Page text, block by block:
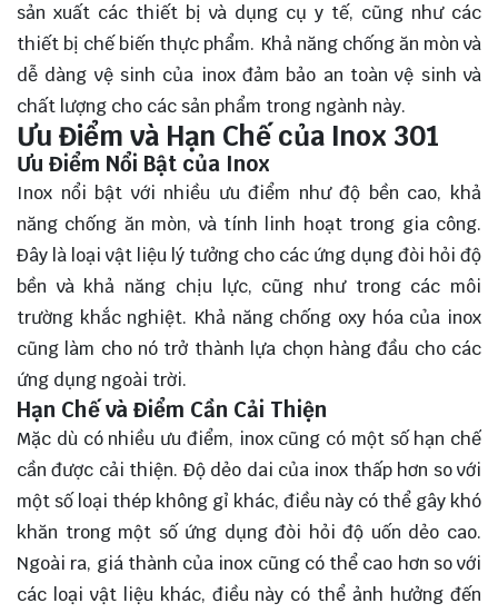
sản xuất các thiết bị và dụng cụ y tế, cũng như các
thiết bị chế biến thực phẩm. Khả năng chống ăn mòn và
dễ dàng vệ sinh của inox đảm bảo an toàn vệ sinh và
chất lượng cho các sản phẩm trong ngành này.
Ưu Điểm và Hạn Chế của Inox 301
Ưu Điểm Nổi Bật của Inox
Inox nổi bật với nhiều ưu điểm như độ bền cao, khả
năng chống ăn mòn, và tính linh hoạt trong gia công.
Đây là loại vật liệu lý tưởng cho các ứng dụng đòi hỏi độ
bền và khả năng chịu lực, cũng như trong các môi
trường khắc nghiệt. Khả năng chống oxy hóa của inox
cũng làm cho nó trở thành lựa chọn hàng đầu cho các
ứng dụng ngoài trời.
Hạn Chế và Điểm Cần Cải Thiện
Mặc dù có nhiều ưu điểm, inox cũng có một số hạn chế
cần được cải thiện. Độ dẻo dai của inox thấp hơn so với
một số loại thép không gỉ khác, điều này có thể gây khó
khăn trong một số ứng dụng đòi hỏi độ uốn dẻo cao.
Ngoài ra, giá thành của inox cũng có thể cao hơn so với
các loại vật liệu khác, điều này có thể ảnh hưởng đến